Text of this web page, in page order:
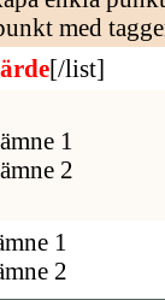
med
[/list]
1
2
1
2